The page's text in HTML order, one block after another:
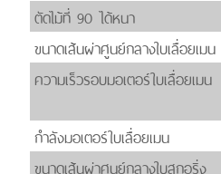
ตัดไม้ที่ 90 ได้หนา
ขนาดเส้นผ่าศูนย์กลางใบเลื่อยเมน
ความเร็วรอบมอเตอร์ใบเลื่อยเมน
กำลังมอเตอร์ใบเลื่อยเมน
ขนาดเส้นผ่าศูนย์กลางใบสกอริ่ง